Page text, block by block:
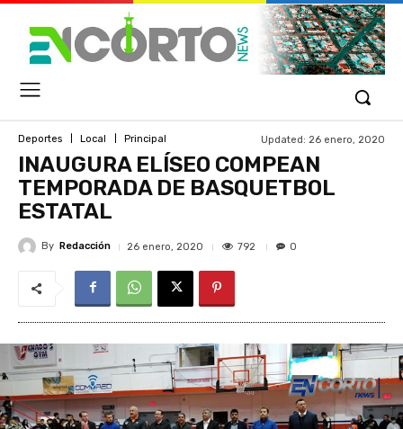
Deportes Local Principal Updated: 26 enero, 2020
INAUGURA ELÍSEO COMPEAN
TEMPORADA DE BASQUETBOL
ESTATAL
By Redacción 26 enero, 2020 792 0